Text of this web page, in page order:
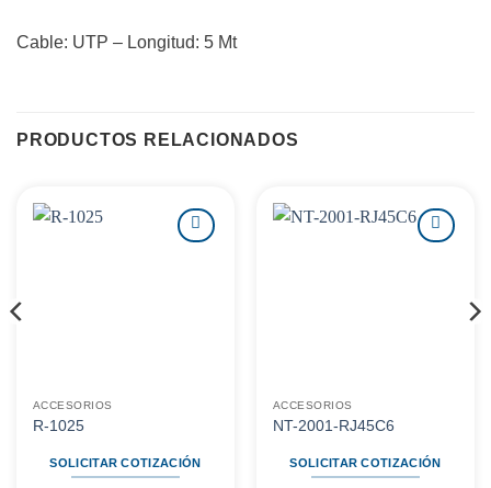
Cable: UTP – Longitud: 5 Mt
PRODUCTOS RELACIONADOS
ACCESORIOS
R-1025
SOLICITAR COTIZACIÓN
ACCESORIOS
NT-2001-RJ45C6
SOLICITAR COTIZACIÓN